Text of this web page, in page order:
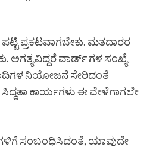
ಪ್ರಕಟವಾಗಬೇಕು. ಮತದಾರರ
ಅಗತ್ಯವಿದ್ದರೆ ವಾರ್ಡ್ ಗಳ ಸಂಖ್ಯೆ
ನಿಯೋಜನೆ ಸೇರಿದಂತೆ
ಕಾರ್ಯಗಳು ಈ ವೇಳೆಗಾಗಲೇ
ಸಂಬಂಧಿಸಿದಂತೆ, ಯಾವುದೇ